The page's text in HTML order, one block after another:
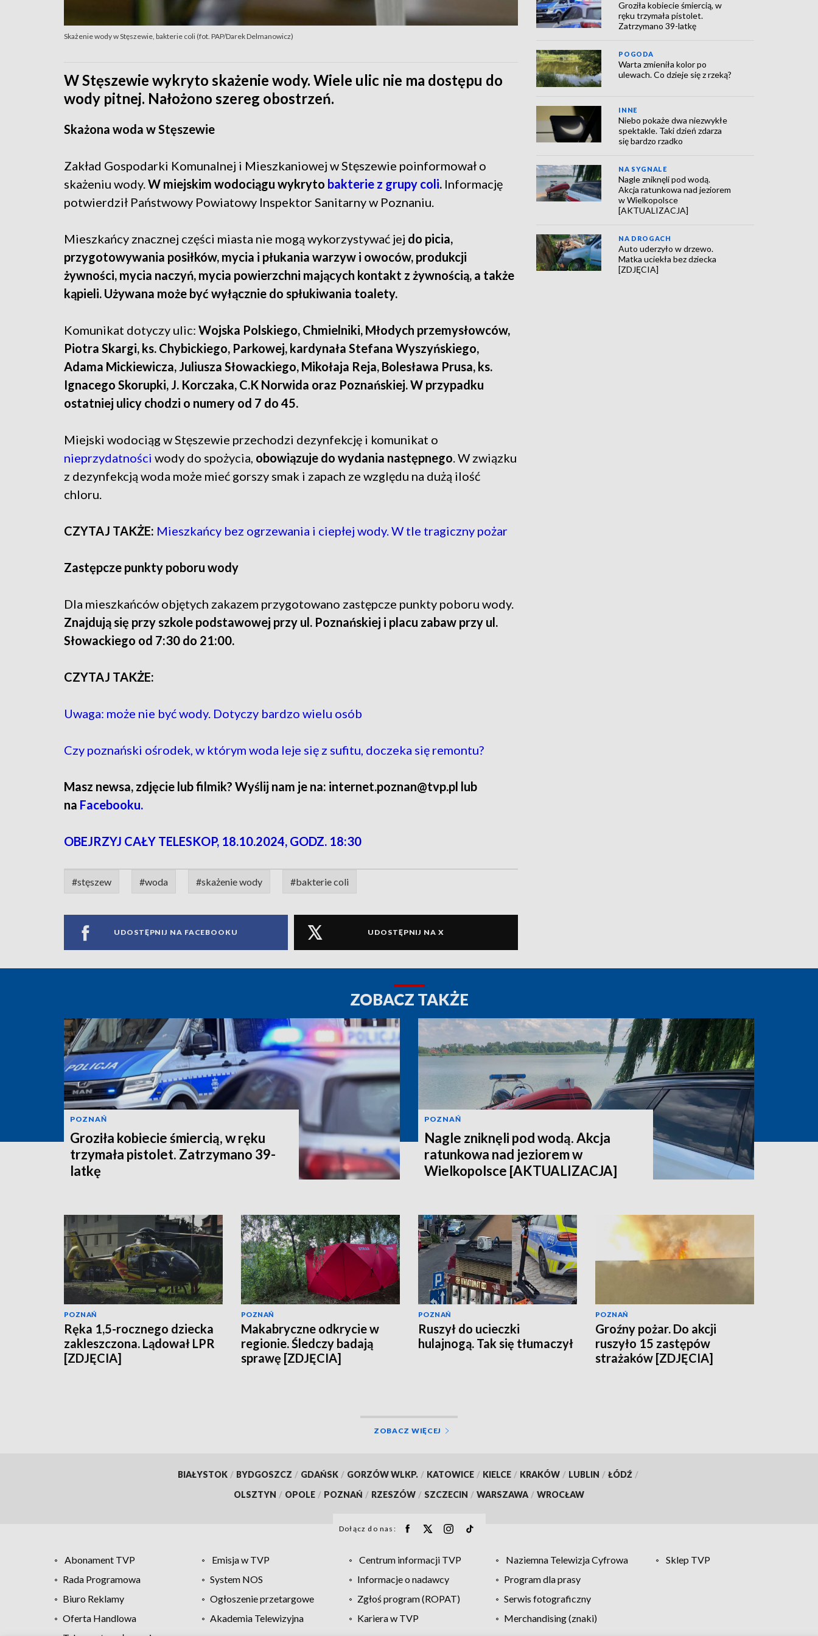
Skażenie wody w Stęszewie, bakterie coli (fot. PAP/Darek Delmanowicz)
W Stęszewie wykryto skażenie wody. Wiele ulic nie ma dostępu do
wody pitnej. Nałożono szereg obostrzeń.
Skażona woda w Stęszewie
Zakład Gospodarki Komunalnej i Mieszkaniowej w Stęszewie poinformował o
skażeniu wody. W miejskim wodociągu wykryto bakterie z grupy coli. Informację
potwierdził Państwowy Powiatowy Inspektor Sanitarny w Poznaniu.
Mieszkańcy znacznej części miasta nie mogą wykorzystywać jej do picia,
przygotowywania posiłków, mycia i płukania warzyw i owoców, produkcji
żywności, mycia naczyń, mycia powierzchni mających kontakt z żywnością, a także
kąpieli. Używana może być wyłącznie do spłukiwania toalety.
Komunikat dotyczy ulic: Wojska Polskiego, Chmielniki, Młodych przemysłowców,
Piotra Skargi, ks. Chybickiego, Parkowej, kardynała Stefana Wyszyńskiego,
Adama Mickiewicza, Juliusza Słowackiego, Mikołaja Reja, Bolesława Prusa, ks.
Ignacego Skorupki, J. Korczaka, C.K Norwida oraz Poznańskiej. W przypadku
ostatniej ulicy chodzi o numery od 7 do 45.
Miejski wodociąg w Stęszewie przechodzi dezynfekcję i komunikat o
nieprzydatności wody do spożycia, obowiązuje do wydania następnego . W związku
z dezynfekcją woda może mieć gorszy smak i zapach ze względu na dużą ilość
chloru.
CZYTAJ TAKŻE: Mieszkańcy bez ogrzewania i ciepłej wody. W tle tragiczny pożar
Zastępcze punkty poboru wody
Dla mieszkańców objętych zakazem przygotowano zastępcze punkty poboru wody.
Znajdują się przy szkole podstawowej przy ul. Poznańskiej i placu zabaw przy ul.
Słowackiego od 7:30 do 21:00.
CZYTAJ TAKŻE:
Uwaga: może nie być wody. Dotyczy bardzo wielu osób
Czy poznański ośrodek, w którym woda leje się z sufitu, doczeka się remontu?
Masz newsa, zdjęcie lub filmik? Wyślij nam je na: internet.poznan@tvp.pl lub
na Facebooku.
OBEJRZYJ CAŁY TELESKOP, 18.10.2024, GODZ. 18:30
#stęszew #woda #skażenie wody #bakterie coli
UDOSTĘPNIJ NA FACEBOOKU UDOSTĘPNIJ NA X
Groziła kobiecie śmiercią, w
ręku trzymała pistolet.
Zatrzymano 39-latkę
POGODA
Warta zmieniła kolor po
ulewach. Co dzieje się z rzeką?
INNE
Niebo pokaże dwa niezwykłe
spektakle. Taki dzień zdarza
się bardzo rzadko
NA SYGNALE
Nagle zniknęli pod wodą.
Akcja ratunkowa nad jeziorem
w Wielkopolsce
[AKTUALIZACJA]
NA DROGACH
Auto uderzyło w drzewo.
Matka uciekła bez dziecka
[ZDJĘCIA]
ZOBACZ TAKŻE
POZNAŃ
Groziła kobiecie śmiercią, w ręku
trzymała pistolet. Zatrzymano 39-
latkę
POZNAŃ
Nagle zniknęli pod wodą. Akcja
ratunkowa nad jeziorem w
Wielkopolsce [AKTUALIZACJA]
POZNAŃ
Ręka 1,5-rocznego dziecka
zakleszczona. Lądował LPR
[ZDJĘCIA]
POZNAŃ
Makabryczne odkrycie w
regionie. Śledczy badają
sprawę [ZDJĘCIA]
POZNAŃ
Ruszył do ucieczki
hulajnogą. Tak się tłumaczył
POZNAŃ
Groźny pożar. Do akcji
ruszyło 15 zastępów
strażaków [ZDJĘCIA]
ZOBACZ WIĘCEJ
BIAŁYSTOK / BYDGOSZCZ / GDAŃSK / GORZÓW WLKP. / KATOWICE / KIELCE / KRAKÓW / LUBLIN / ŁÓDŹ /
OLSZTYN / OPOLE / POZNAŃ / RZESZÓW / SZCZECIN / WARSZAWA / WROCŁAW
Dołącz do nas:
Abonament TVP Emisja w TVP Centrum informacji TVP Naziemna Telewizja Cyfrowa
Sklep TVP
Rada Programowa
System NOS Informacje o nadawcy
Program dla prasy
Biuro Reklamy
Ogłoszenie przetargowe Zgłoś program (ROPAT)
Serwis fotograficzny
Oferta Handlowa
Akademia Telewizyjna Kariera w TVP
Merchandising (znaki)